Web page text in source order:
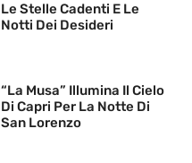
Le Stelle Cadenti E Le
Notti Dei Desideri
“La Musa” Illumina Il Cielo
Di Capri Per La Notte Di
San Lorenzo